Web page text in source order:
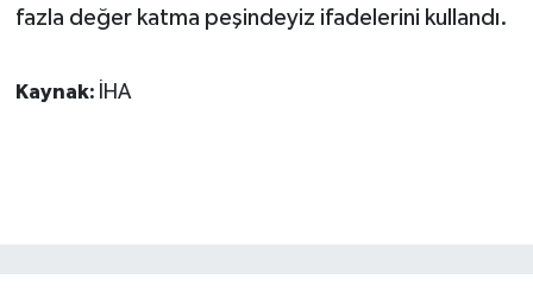
fazla değer katma peşindeyiz ifadelerini kullandı.
Kaynak: İHA